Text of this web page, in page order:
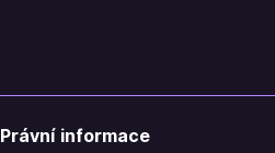
Právní informace